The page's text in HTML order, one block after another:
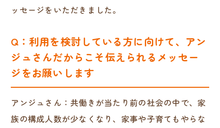
ッセージをいただきました。
Q：利用を検討している方に向けて、アン
ジュさんだからこそ伝えられるメッセー
ジをお願いします
アンジュさん：共働きが当たり前の社会の中で、家
族の構成人数が少なくなり、家事や子育てもやらな